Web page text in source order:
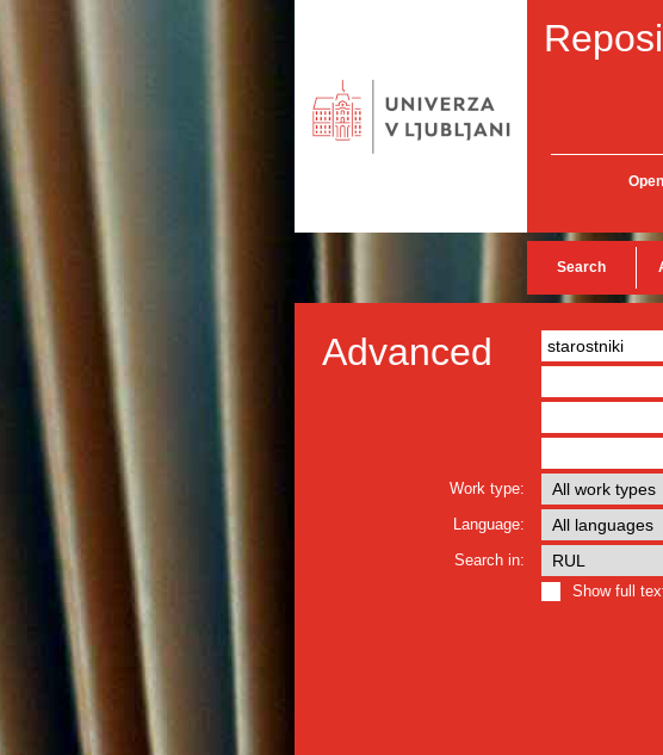
Search
Advanced
Work type:
Language:
Search in:
Show full